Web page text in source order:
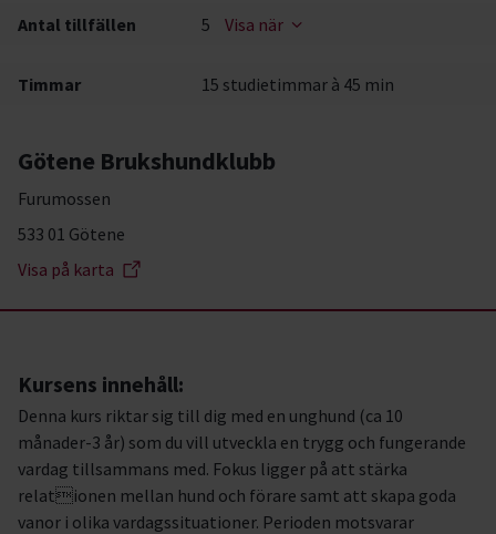
Antal tillfällen 5 Visa när
Timmar 15 studietimmar à 45 min
Götene Brukshundklubb
Furumossen
533 01 Götene
Visa på karta
Kursens innehåll:
Denna kurs riktar sig till dig med en unghund (ca 10
månader-3 år) som du vill utveckla en trygg och fungerande
vardag tillsammans med. Fokus ligger på att stärka
relationen mellan hund och förare samt att skapa goda
vanor i olika vardagssituationer. Perioden motsvarar